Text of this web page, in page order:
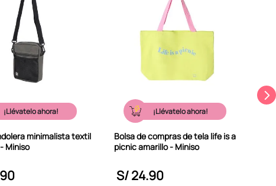
¡Llévatelo ahora!
minimalista textil
Miniso
90
¡Llévatelo ahora!
Bolsa de compras de tela life is a
picnic amarillo - Miniso
S/24.90